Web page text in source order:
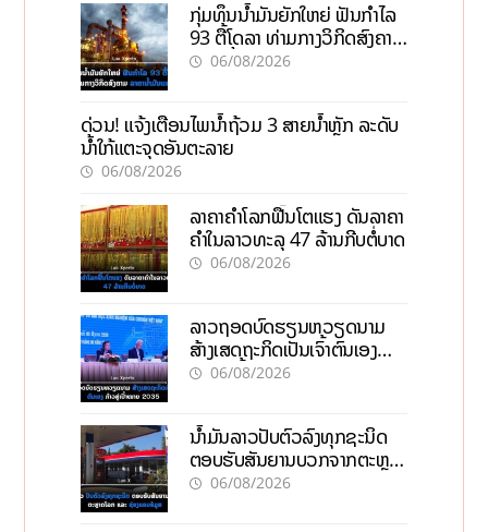
ກຸ່ມທຶນນ້ຳມັນຍັກໃຫຍ່ ຟັນກຳໄລ
93 ຕື້ໂດລາ ທ່າມກາງວິກິດສົງຄາມ
ລາຄານໍ້າມັນແພງ
06/08/2026
ດ່ວນ! ແຈ້ງເຕືອນໄພນໍ້າຖ້ວມ 3 ສາຍນໍ້າຫຼັກ ລະດັບ
ນໍ້າໃກ້ແຕະຈຸດອັນຕະລາຍ
06/08/2026
ລາຄາຄຳໂລກຟື້ນໂຕແຮງ ດັນລາຄາ
ຄຳໃນລາວທະລຸ 47 ລ້ານກີບຕໍ່ບາດ
06/08/2026
ລາວຖອດບົດຮຽນຫວຽດນາມ
ສ້າງເສດຖະກິດເປັນເຈົ້າຕົນເອງ
ກ້າວສູ່ເປົ້າໝາຍ 2035
06/08/2026
ນໍ້າມັນລາວປັບຕົວລົງທຸກຊະນິດ
ຕອບຮັບສັນຍານບວກຈາກຕະຫຼາດ
ໂລກ ແລະ ຊ່ອງແຄບຮໍມູສ
06/08/2026